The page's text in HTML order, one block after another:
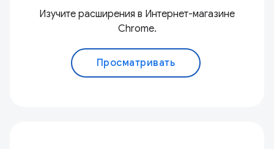
Изучите расширения в Интернет-магазине
Chrome.
Просматривать